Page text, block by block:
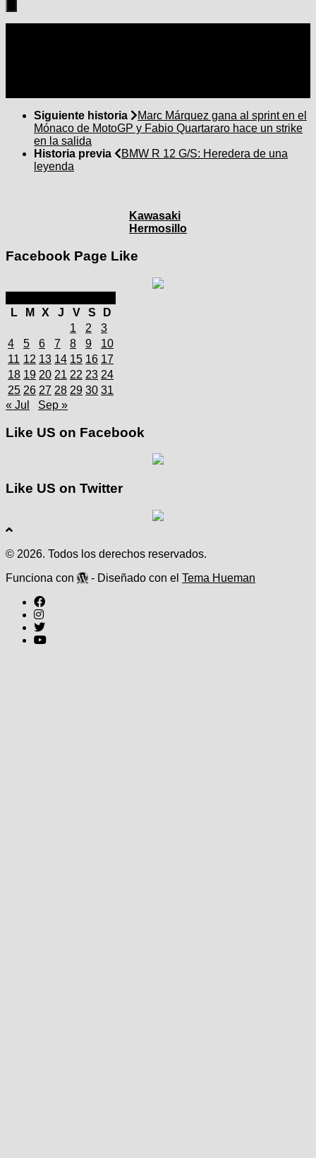
Siguiente historia
Marc Márquez gana al sprint en el
Mónaco de MotoGP y Fabio Quartararo hace un strike
en la salida
Historia previa
BMW R 12 G/S: Heredera de una
leyenda
Kawasaki
Hermosillo
Facebook Page Like
L
M X J V S
D
1
2
3
4
5 6 7 8 9
10
11 12 13 14 15 16 17
18 19 20 21 22 23 24
25 26 27 28 29 30 31
« Jul
Sep »
Like US on Facebook
Like US on Twitter
© 2026. Todos los derechos reservados.
Funciona con
- Diseñado con el Tema Hueman